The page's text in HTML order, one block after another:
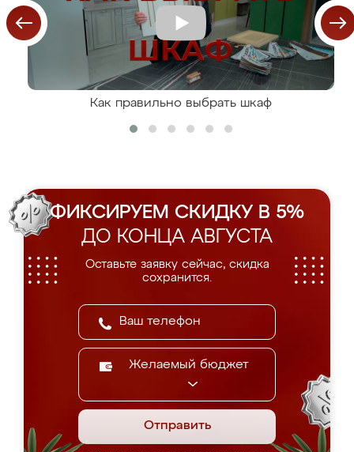
Как правильно выбрать шкаф
ФИКСИРУЕМ СКИДКУ В 5%
ДО КОНЦА АВГУСТА
Оставьте заявку сейчас, скидка
сохранится.
Желаемый бюджет
Отправить